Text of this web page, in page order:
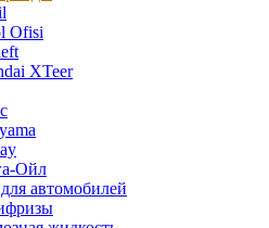
Ofisi
XTeer
Ойл
автомобилей